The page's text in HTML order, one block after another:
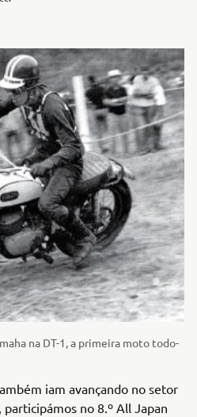
na DT-1, a primeira moto todo-
iam avançando no setor
no 8.º All Japan